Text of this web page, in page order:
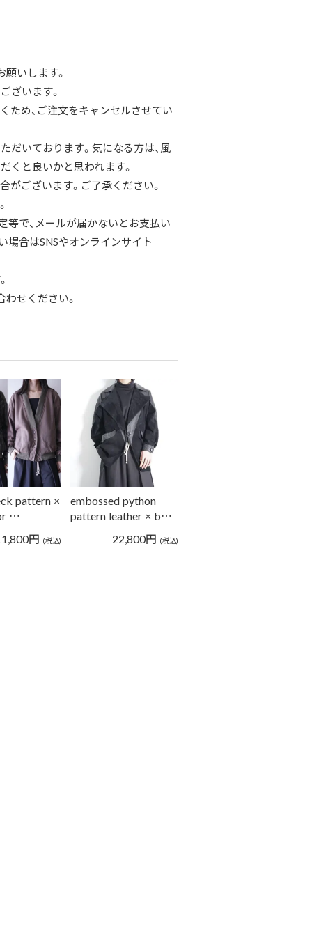
いします。
ざいます。
ため、ご注文をキャンセルさせてい
いております。気になる方は、風
くと良いかと思われます。
ございます。ご了承ください。
で、メールが届かないとお支払い
場合はSNSやオンラインサイト
せください。
pattern ×
…
円 (税込)
embossed python
pattern leather × b…
22,800円 (税込)